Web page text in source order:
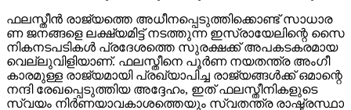
ഫ​ല​സ്തീ​ൻ രാ​ജ്യ​ത്തെ അ​ധീ​ന​പ്പെ​ടു​ത്തി​ക്കൊ​ണ്ട് സാ​ധാ​ര​
ണ ജ​ന​ങ്ങ​ളെ ല​ക്ഷ്യ​മി​ട്ട് ന​ട​ത്തു​ന്ന ഇ​സ്രാ​യേ​ലി​ന്റെ സൈ​
നി​ക​ന​ട​പ​ടി​ക​ൾ പ്ര​ദേ​ശ​ത്തെ സു​ര​ക്ഷ​ക്ക് അ​പ​ക​ട​ക​ര​മാ​യ
വെ​ല്ലു​വി​ളി​യാ​ണ്. ഫ​ല​സ്തീ​നെ പൂ​ർ​ണ ന​യ​ത​ന്ത്ര അം​ഗീ​
കാ​ര​മു​ള്ള രാ​ജ്യ​മാ​യി പ്ര​ഖ്യാ​പി​ച്ച രാ​ജ്യ​ങ്ങ​ൾ​ക്ക് ഒ​മാ​ന്റെ
ന​ന്ദി രേ​ഖ​പ്പെ​ടു​ത്തി​യ അ​ദ്ദേ​ഹം, ഇ​ത് ഫ​ല​സ്തീ​നി​ക​ളു​ടെ
സ്വ​യം നി​ർ​ണ​യാ​വ​കാ​ശ​ത്തെ​യും സ്വ​ത​ന്ത്ര രാ​ഷ്ട്ര​സ്ഥാ​